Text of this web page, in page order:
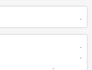
.
.
.
.